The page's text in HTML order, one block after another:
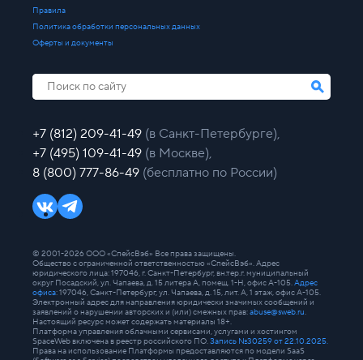
Правила
Политика обработки персональных данных
Оферты и документы
+7 (812) 209-41-49 (в Санкт-Петербурге),
+7 (495) 109-41-49 (в Москве),
8 (800) 777-86-49 (бесплатно по России)
© 2001-2026 ООО «СпейсВэб» Все права защищены.
Общество с ограниченной ответственностью «СпейсВэб». Адрес
юридического лица: 197046, г. Санкт-Петербург, вн.тер.г. муниципальный
округ Посадский, ул. Чапаева, д. 15 литера А, помещ. 1-Н, офис А-105. Адрес
офиса: 197046, Санкт-Петербург, ул. Чапаева, д. 15, лит. А, 1 этаж, офис А-105.
Электронный адрес для направления юридически значимых сообщений и
заявлений о нарушении авторских и (или) смежных прав:abuse@sweb.ru
Настоящий ресурс может содержать материалы 18+.
Платформа управления облачными сервисами, услугами и хостингом
SpaceWeb включена в реестр российского ПО. Запись №30259 от 22.10.2025.
Права на использование Платформы предоставляются по модели SaaS